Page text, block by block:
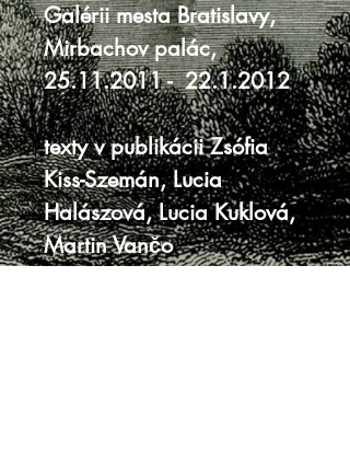
Galérii mesta Bratislavy,
Mirbachov palác,
25.11.2011 - 22.1.2012
texty v publikácii Zsófia
Kiss-Szemán, Lucia
Halászová, Lucia Kuklová,
Martin Vančo